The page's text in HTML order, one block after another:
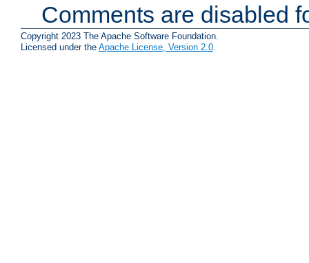
Comments are disabled
Copyright 2023 The Apache Software Foundation.
Licensed under the Apache License, Version 2.0